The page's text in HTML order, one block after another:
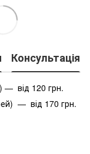
Консультація
— від 120 грн.
— від 170 грн.